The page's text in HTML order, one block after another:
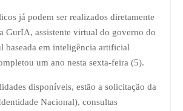
já podem ser realizados diretamente
GurIA, assistente virtual do governo do
baseada em inteligência artificial
um ano nesta sexta-feira (5).
disponíveis, estão a solicitação da
Nacional), consultas